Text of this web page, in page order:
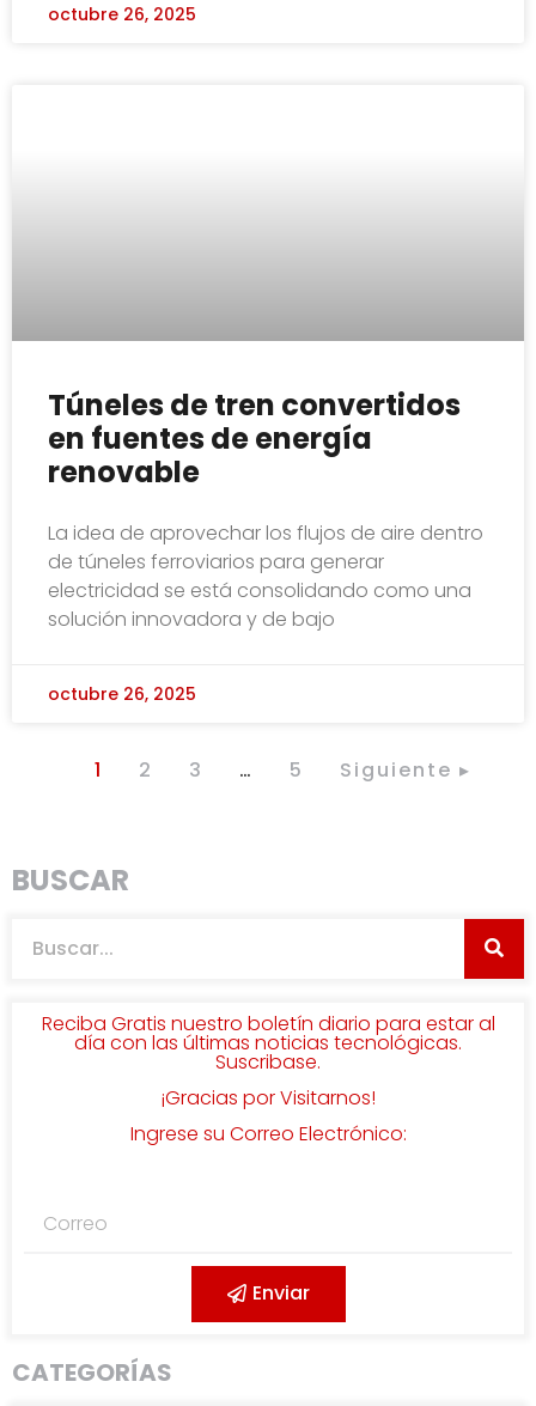
octubre 26, 2025
Túneles de tren convertidos
en fuentes de energía
renovable
La idea de aprovechar los flujos de aire dentro
de túneles ferroviarios para generar
electricidad se está consolidando como una
solución innovadora y de bajo
octubre 26, 2025
1 2 3 … 5 Siguiente ▸
BUSCAR
Reciba Gratis nuestro boletín diario para estar al
día con las últimas noticias tecnológicas.
Suscribase.
¡Gracias por Visitarnos!
Ingrese su Correo Electrónico:
Enviar
CATEGORÍAS